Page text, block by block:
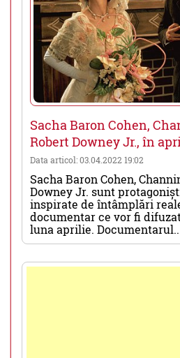
Sacha Baron Cohen,
Robert Downey Jr., în
Data articol: 03.04.2022 19:02
Sacha Baron Cohen,
Downey Jr. sunt
inspirate de întâmplări
documentar ce vor fi
luna aprilie.